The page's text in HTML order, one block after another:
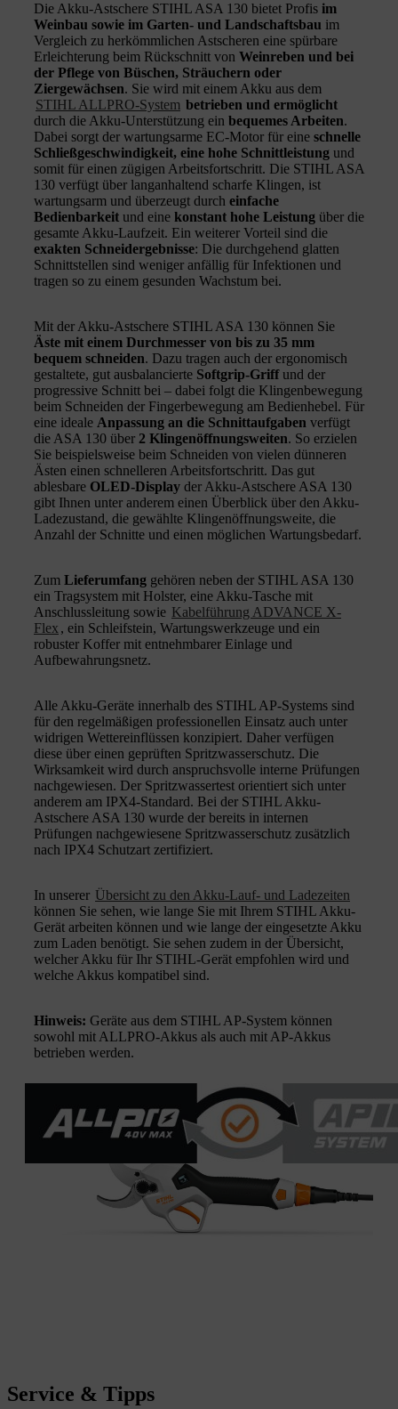
Die Akku-Astschere STIHL ASA 130 bietet Profis im
Weinbau sowie im Garten- und Landschaftsbau im
Vergleich zu herkömmlichen Astscheren eine spürbare
Erleichterung beim Rückschnitt von Weinreben und bei
der Pflege von Büschen, Sträuchern oder
Ziergewächsen. Sie wird mit einem Akku aus dem
STIHL ALLPRO-System betrieben und ermöglicht
durch die Akku-Unterstützung ein bequemes Arbeiten.
Dabei sorgt der wartungsarme EC-Motor für eine schnelle
Schließgeschwindigkeit, eine hohe Schnittleistung und
somit für einen zügigen Arbeitsfortschritt. Die STIHL ASA
130 verfügt über langanhaltend scharfe Klingen, ist
wartungsarm und überzeugt durch einfache
Bedienbarkeit und eine konstant hohe Leistung über die
gesamte Akku-Laufzeit. Ein weiterer Vorteil sind die
exakten Schneidergebnisse: Die durchgehend glatten
Schnittstellen sind weniger anfällig für Infektionen und
tragen so zu einem gesunden Wachstum bei.
Mit der Akku-Astschere STIHL ASA 130 können Sie
Äste mit einem Durchmesser von bis zu 35 mm
bequem schneiden. Dazu tragen auch der ergonomisch
gestaltete, gut ausbalancierte Softgrip-Griffund der
progressive Schnitt bei – dabei folgt die Klingenbewegung
beim Schneiden der Fingerbewegung am Bedienhebel. Für
eine ideale Anpassung an die Schnittaufgaben verfügt
die ASA 130 über 2 Klingenöffnungsweiten. So erzielen
Sie beispielsweise beim Schneiden von vielen dünneren
Ästen einen schnelleren Arbeitsfortschritt. Das gut
ablesbare OLED-Display der Akku-Astschere ASA 130
gibt Ihnen unter anderem einen Überblick über den Akku-
Ladezustand, die gewählte Klingenöffnungsweite, die
Anzahl der Schnitte und einen möglichen Wartungsbedarf.
Zum Lieferumfang gehören neben der STIHL ASA 130
ein Tragsystem mit Holster, eine Akku-Tasche mit
Anschlussleitung sowie Kabelführung ADVANCE X-
Flex , ein Schleifstein, Wartungswerkzeuge und ein
robuster Koffer mit entnehmbarer Einlage und
Aufbewahrungsnetz.
Alle Akku-Geräte innerhalb des STIHL AP-Systems sind
für den regelmäßigen professionellen Einsatz auch unter
widrigen Wettereinflüssen konzipiert. Daher verfügen
diese über einen geprüften Spritzwasserschutz. Die
Wirksamkeit wird durch anspruchsvolle interne Prüfungen
nachgewiesen. Der Spritzwassertest orientiert sich unter
anderem am IPX4-Standard. Bei der STIHL Akku-
Astschere ASA 130 wurde der bereits in internen
Prüfungen nachgewiesene Spritzwasserschutz zusätzlich
nach IPX4 Schutzart zertifiziert.
In unserer Übersicht zu den Akku-Lauf- und Ladezeiten
können Sie sehen, wie lange Sie mit Ihrem STIHL Akku-
Gerät arbeiten können und wie lange der eingesetzte Akku
zum Laden benötigt. Sie sehen zudem in der Übersicht,
welcher Akku für Ihr STIHL-Gerät empfohlen wird und
welche Akkus kompatibel sind.
Hinweis: Geräte aus dem STIHL AP-System können
sowohl mit ALLPRO-Akkus als auch mit AP-Akkus
betrieben werden.
Service & Tipps